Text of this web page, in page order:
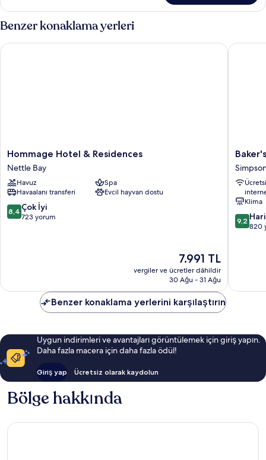
fazla
detay
Benzer konaklama yerleri
Hommage
Hotel
&
Residences
Nettle
Bay
Hommage Hotel & Residences
Nettle Bay
Havuz
Spa
Havaalanı transferi
Evcil hayvan dostu
10
üzerinden
8,4 Çok İyi
723 yorum
Güncel
fiyat:
7.991 TL
7.991 TL
vergiler ve ücretler dâhildir
30 Ağu - 31 Ağu
Hommage Hotel & Residences
Baker's
Suites
Simpson
Bay
Klima
10
9,2
820
Baker's
Benzer konaklama yerlerini karşılaştırın
Uygun indirimleri ve avantajları görüntülemek için giriş yapın.
Daha fazla macera için daha fazla ödül!
Giriş yap Ücretsiz olarak kaydolun
Bölge hakkında